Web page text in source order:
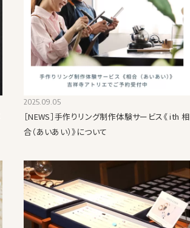
2025.09.05
［NEWS］手作りリング制作体験サービス《 ith 相
合（あいあい）》について